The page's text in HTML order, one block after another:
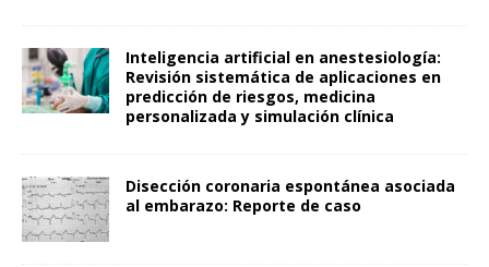
Inteligencia artificial en anestesiología:
Revisión sistemática de aplicaciones en
predicción de riesgos, medicina
personalizada y simulación clínica
Disección coronaria espontánea asociada
al embarazo: Reporte de caso